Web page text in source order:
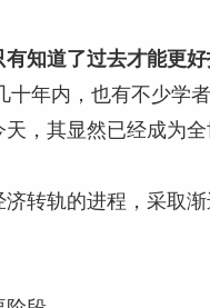
知道了过去才能更好
年内，也有不少学
，其显然已经成为
转轨的进程，采取